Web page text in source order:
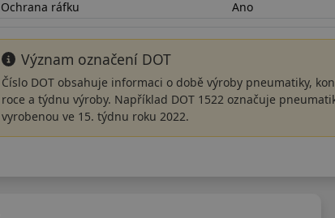
Ochrana ráfku
Ano
Význam označení DOT
Číslo DOT obsahuje informaci o době výroby pneumatiky,
roce a týdnu výroby. Například DOT 1522 označuje
vyrobenou ve 15. týdnu roku 2022.